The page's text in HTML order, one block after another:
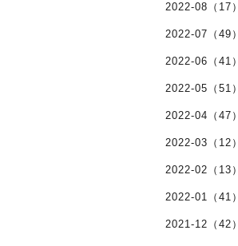
2022-08（17）
2022-07（49）
2022-06（41）
2022-05（51）
2022-04（47）
2022-03（12）
2022-02（13）
2022-01（41）
2021-12（42）